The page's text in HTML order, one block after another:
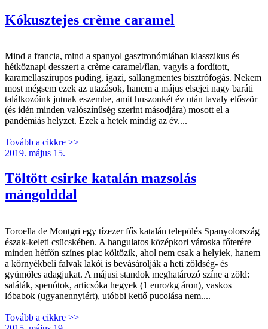
Kókusztejes crème caramel
Mind a francia, mind a spanyol gasztronómiában klasszikus és
hétköznapi desszert a crème caramel/flan, vagyis a fordított,
karamellaszirupos puding, igazi, sallangmentes bisztrófogás. Nekem
most mégsem ezek az utazások, hanem a május elsejei nagy baráti
találkozóink jutnak eszembe, amit huszonkét év után tavaly először
(és idén minden valószínűség szerint másodjára) mosott el a
pandémiás helyzet. Ezek a hetek mindig az év....
Tovább a cikkre >>
2019. május 15.
Töltött csirke katalán mazsolás
mángolddal
Toroella de Montgri egy tízezer fős katalán település Spanyolország
észak-keleti csücskében. A hangulatos középkori városka főterére
minden hétfőn színes piac költözik, ahol nem csak a helyiek, hanem
a környékbeli falvak lakói is bevásárolják a heti zöldség- és
gyümölcs adagjukat. A májusi standok meghatározó színe a zöld:
saláták, spenótok, articsóka hegyek (1 euro/kg áron), vaskos
lóbabok (ugyanennyiért), utóbbi kettő pucolása nem....
Tovább a cikkre >>